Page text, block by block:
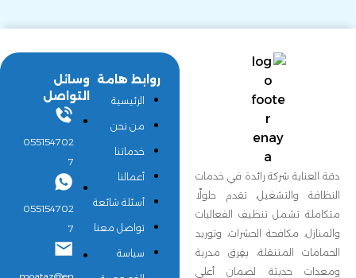
دقة العناية شركة رائدة في خدمات
النظافة والتشغيل، تقدم حلولًا
متكاملة تشمل تنظيف الفعاليات
والمنازل، مكافحة الحشرات، وتوريد
الحمامات المتنقلة، بفِرق مدربة
ومعدات حديثة لضمان أعلى
روابط هامة
الرئيسية
من نحن
خدماتنا
أعمالنا
أسئلة شائعة
تواصل معنا
سياسة
وسائل
التواصل
055154702
7
055154702
7